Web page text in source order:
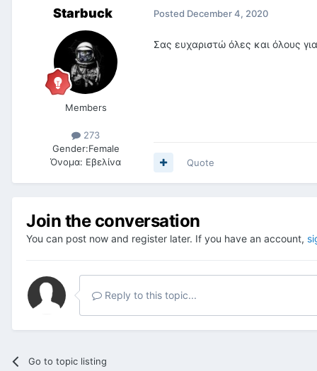
Starbuck
Members
273
Gender:Female
Όνομα: Εβελίνα
Posted December 4, 2020
Σας ευχαριστώ όλες και όλους
Quote
Join the conversation
You can post now and register later. If you have an account,
Reply to this topic...
Go to topic listing